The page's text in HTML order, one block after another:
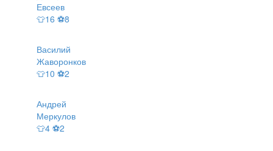
Евсеев
👕16 ⚽8
Василий
Жаворонков
👕10 ⚽2
Андрей
Меркулов
👕4 ⚽2